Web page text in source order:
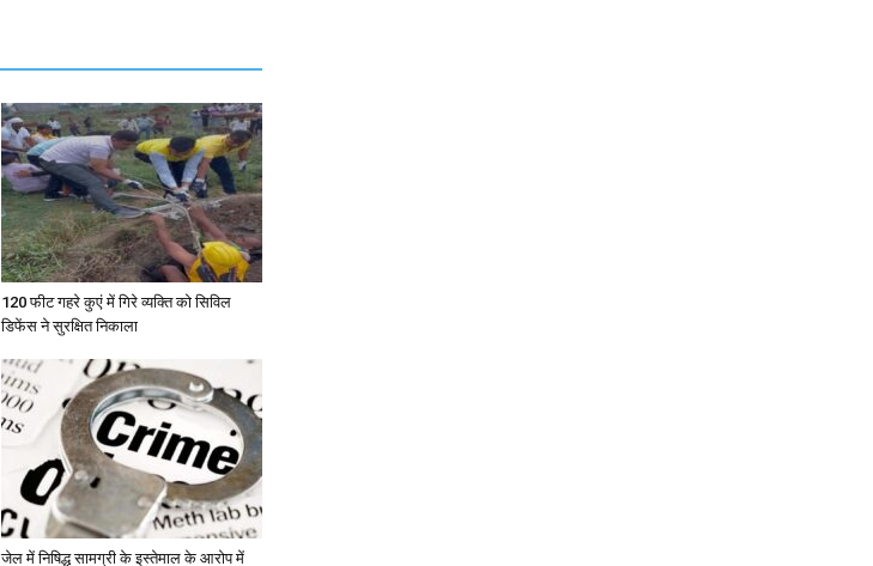
120 फीट गहरे कुएं में गिरे व्यक्ति को सिविल
डिफेंस ने सुरक्षित निकाला
जेल में निषिद्ध सामग्री के इस्तेमाल के आरोप में